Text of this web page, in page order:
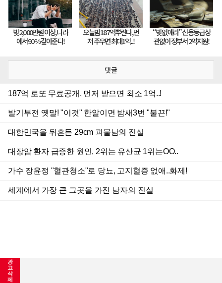
광
고
삭
제
댓글